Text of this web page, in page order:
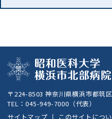
〒224-8503 神奈川県横浜市都筑
TEL：045-949-7000 （代表）
サイトマップ
このサイトにつ